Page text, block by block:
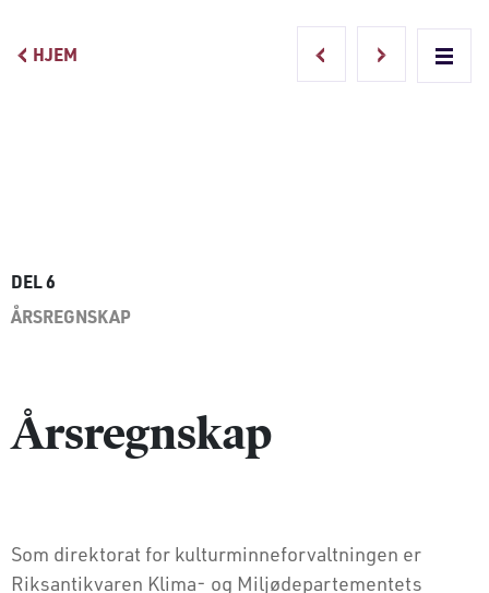
Main Navigation
HJEM
DEL 6
ÅRSREGNSKAP
Årsregnskap
Som direktorat for kulturminneforvaltningen er
Riksantikvaren Klima- og Miljødepartementets